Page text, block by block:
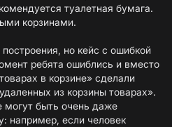
туалетная бумага.
корзинами.
но кейс с ошибкой
ребята ошиблись и вместо
в корзине» сделали
из корзины товарах».
могут быть очень даже
например, если человек